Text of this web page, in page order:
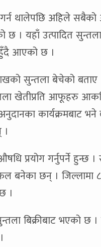
थालेपछि अहिले
। यहाँ उत्पादित
आएको छ ।
सुन्तला बेचेको
खेतीप्रति आफूहरु
कार्यक्रमबाट
प्रयोग गर्नुपर्ने हुन्छ
बनेका छन् । जिल्लामा
।
बिक्रीबाट भएको छ